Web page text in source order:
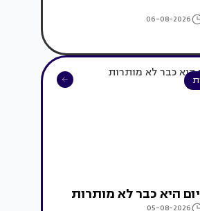
06-08-2026
היא כבר לא מותרות
05-08-2026